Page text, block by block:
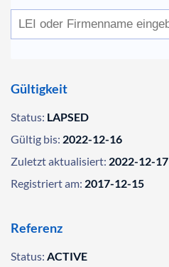
Gültigkeit
Status: LAPSED
Gültig bis: 2022-12-16
Zuletzt aktualisiert: 2022-12-17
Registriert am: 2017-12-15
Referenz
Status: ACTIVE